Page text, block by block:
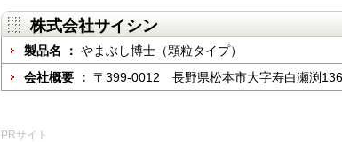
株式会社サイシン
製品名 ： やまぶし博士（顆粒タイプ）
会社概要 ： 〒399-0012 長野県松本市大字寿白瀬渕
PRサイト